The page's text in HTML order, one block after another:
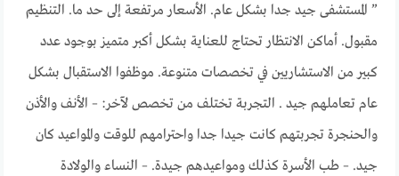
” المستشفى جيد جدا بشكل عام. الأسعار مرتفعة إلى حد ما. التنظيم
مقبول. أماكن الانتظار تحتاج للعناية بشكل أكبر متميز بوجود عدد
كبير من الاستشاريين في تخصصات متنوعة. موظفوا الاستقبال بشكل
عام تعاملهم جيد . التجربة تختلف من تخصص لآخر: – الأنف والأذن
والحنجرة تجربتهم كانت جيدا جدا واحترامهم للوقت والمواعيد كان
جيد. – طب الأسرة كذلك ومواعيدهم جيدة. – النساء والولادة